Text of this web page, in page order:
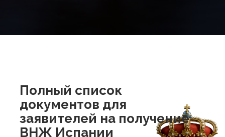
Полный список
документов для
заявителей на получение
ВНЖ Испании